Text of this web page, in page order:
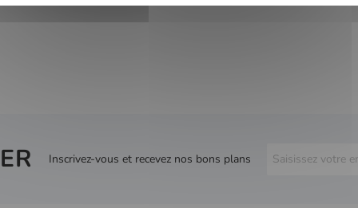
Inscrivez-vous et recevez nos bons plans